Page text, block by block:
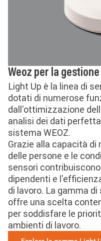
Weoz per la
Light Up è la linea di
dotati di numerose
dall'ottimizzazione
analisi dei dati
sistema WEOZ.
Grazie alla capacità
delle persone e le
sensori
dipendenti e
di lavoro. La gamma
offre una scelta
per soddisfare le
ambienti di lavoro.